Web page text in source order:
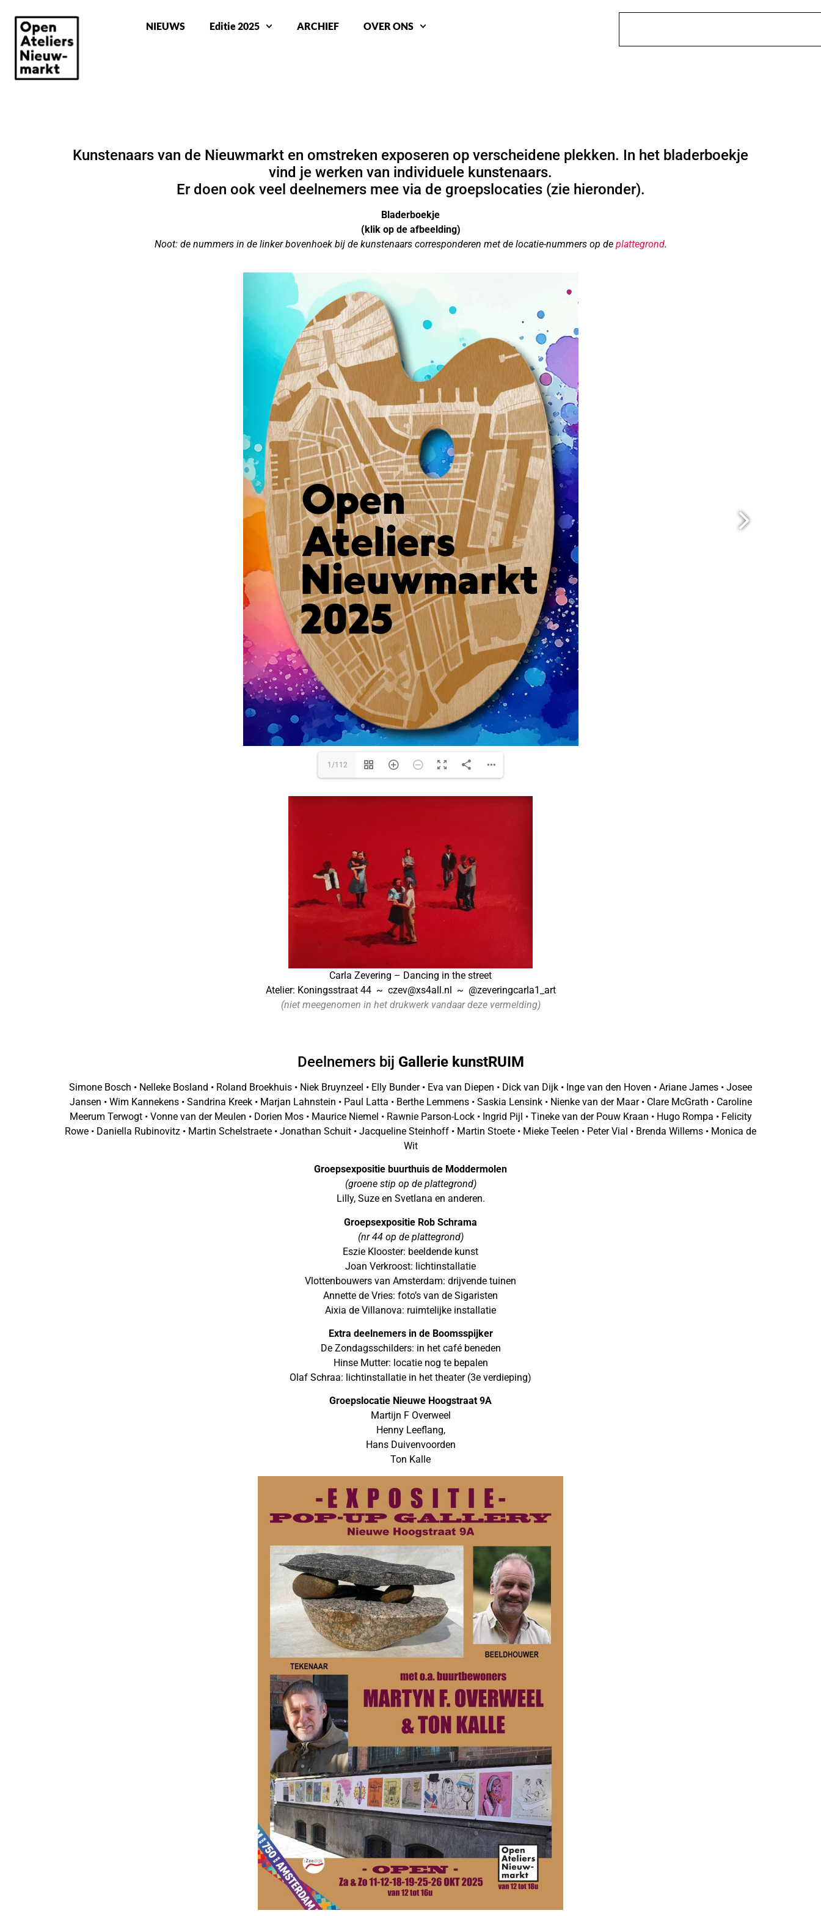
NIEUWS Editie 2025 ARCHIEF OVER ONS
Kunstenaars van de Nieuwmarkt en omstreken exposeren op verscheidene plekken. In het bladerboekje
vind je werken van individuele kunstenaars.
Er doen ook veel deelnemers mee via de groepslocaties (zie hieronder).
Bladerboekje
(klik op de afbeelding)
Noot: de nummers in de linker bovenhoek bij de kunstenaars corresponderen met de locatie-nummers op de plattegrond.
1/112
Carla Zevering – Dancing in the street
Atelier: Koningsstraat 44 ~ czev@xs4all.nl ~ @zeveringcarla1_art
(niet meegenomen in het drukwerk vandaar deze vermelding)
Deelnemers bij Gallerie kunstRUIM
Simone Bosch • Nelleke Bosland • Roland Broekhuis • Niek Bruynzeel • Elly Bunder • Eva van Diepen • Dick van Dijk • Inge van den Hoven • Ariane James • Josee
Jansen • Wim Kannekens • Sandrina Kreek • Marjan Lahnstein • Paul Latta • Berthe Lemmens • Saskia Lensink • Nienke van der Maar • Clare McGrath • Caroline
Meerum Terwogt • Vonne van der Meulen • Dorien Mos • Maurice Niemel • Rawnie Parson-Lock • Ingrid Pijl • Tineke van der Pouw Kraan • Hugo Rompa • Felicity
Rowe • Daniella Rubinovitz • Martin Schelstraete • Jonathan Schuit • Jacqueline Steinhoff • Martin Stoete • Mieke Teelen • Peter Vial • Brenda Willems • Monica de
Wit
Groepsexpositie buurthuis de Moddermolen
(groene stip op de plattegrond)
Lilly, Suze en Svetlana en anderen.
Groepsexpositie Rob Schrama
(nr 44 op de plattegrond)
Eszie Klooster: beeldende kunst
Joan Verkroost: lichtinstallatie
Vlottenbouwers van Amsterdam: drijvende tuinen
Annette de Vries: foto’s van de Sigaristen
Aixia de Villanova: ruimtelijke installatie
Extra deelnemers in de Boomsspijker
De Zondagsschilders: in het café beneden
Hinse Mutter: locatie nog te bepalen
Olaf Schraa: lichtinstallatie in het theater (3e verdieping)
Groepslocatie Nieuwe Hoogstraat 9A
Martijn F Overweel
Henny Leeflang,
Hans Duivenvoorden
Ton Kalle